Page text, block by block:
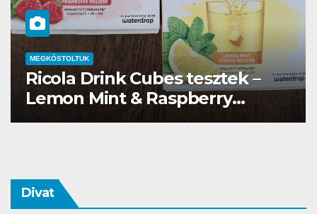
Drink Cubes tesztek –
Mint & Raspberry
Divat